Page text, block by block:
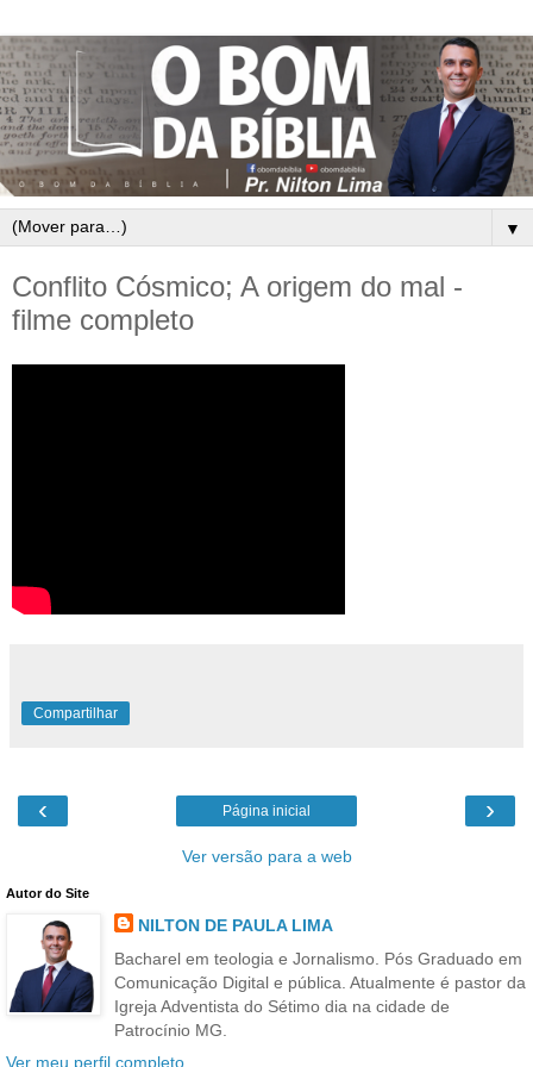
▼
Conflito Cósmico; A origem do mal -
filme completo
Compartilhar
‹ ›
Página inicial
Ver versão para a web
Autor do Site
NILTON DE PAULA LIMA
Bacharel em teologia e Jornalismo. Pós Graduado em
Comunicação Digital e pública. Atualmente é pastor da
Igreja Adventista do Sétimo dia na cidade de
Patrocínio MG.
Ver meu perfil completo